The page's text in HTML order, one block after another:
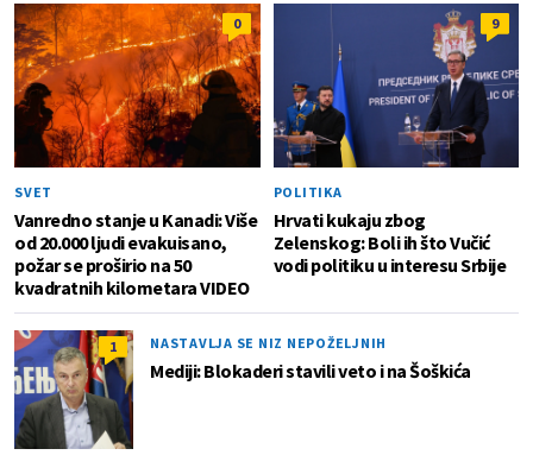
0
SVET
Vanredno stanje u Kanadi: Više
od 20.000 ljudi evakuisano,
požar se proširio na 50
kvadratnih kilometara VIDEO
9
POLITIKA
Hrvati kukaju zbog
Zelenskog: Boli ih što Vučić
vodi politiku u interesu Srbije
1 NASTAVLJA SE NIZ NEPOŽELJNIH
Mediji: Blokaderi stavili veto i na Šoškića